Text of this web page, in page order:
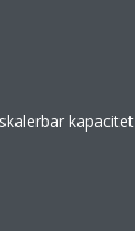
kapacitet